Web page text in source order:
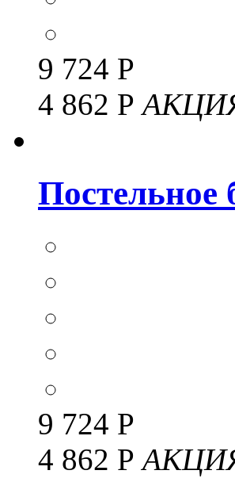
9 724 Р
4 862 Р
Постельное
9 724 Р
4 862 Р